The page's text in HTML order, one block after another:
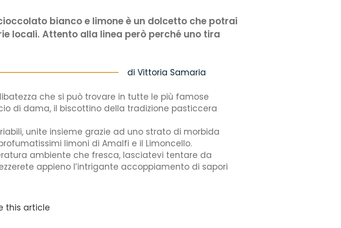
bianco e limone è un dolcetto che potrai
locali. Attento alla linea però perché uno tira
di Vittoria Samaria
che si può trovare in tutte le più famose
di dama, il biscottino della tradizione pasticcera
unite insieme grazie ad uno strato di morbida
limoni di Amalfi e il Limoncello.
ambiente che fresca, lasciatevi tentare da
appieno l’intrigante accoppiamento di sapori
this article